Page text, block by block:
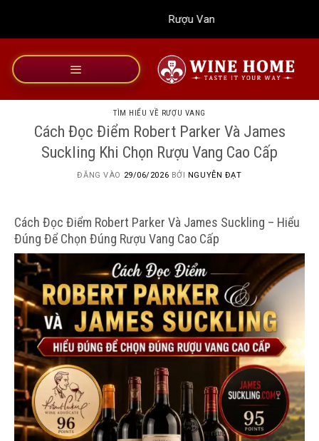
dung
Rượu Vang Wine Home
TÌM HIỂU VỀ RƯỢU VANG
Cách Đọc Điểm Robert Parker Và James
Suckling Khi Chọn Rượu Vang Cao Cấp
ĐĂNG VÀO 29/06/2026 BỞI NGUYỄN ĐẠT
Cách Đọc Điểm Robert Parker Và James Suckling – Hiểu
Đúng Để Chọn Đúng Rượu Vang Cao Cấp